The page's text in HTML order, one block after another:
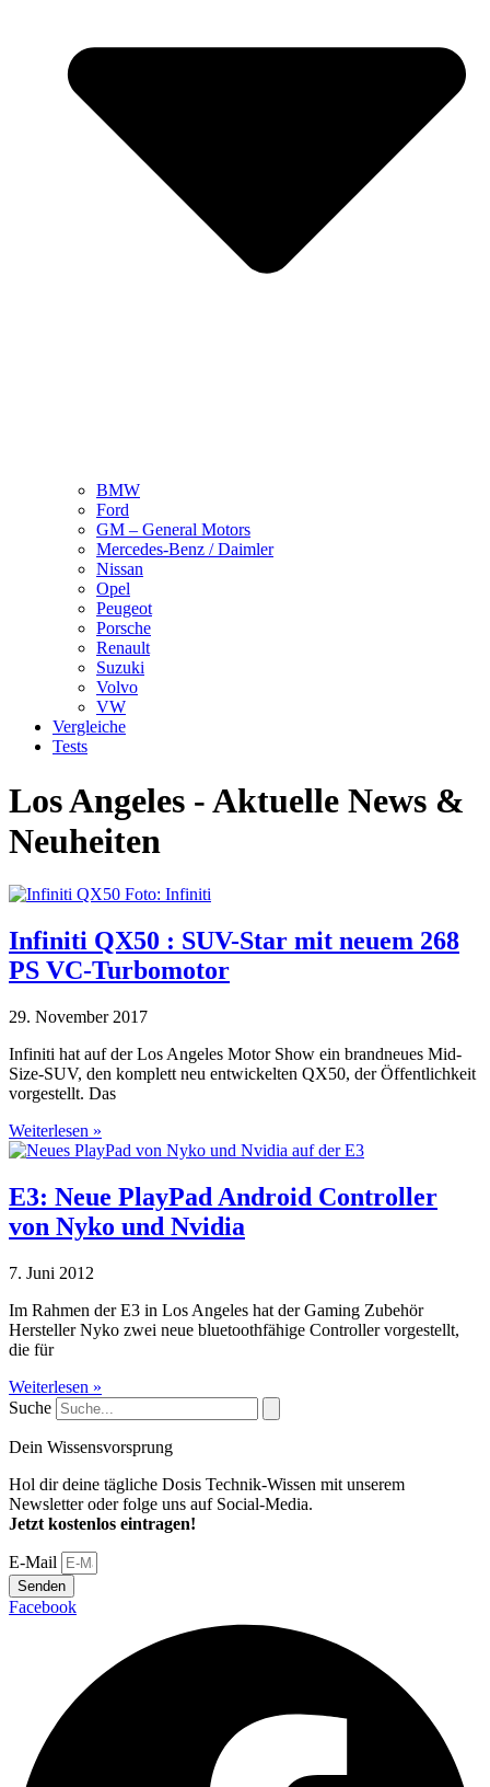
BMW
Ford
GM – General Motors
Mercedes-Benz / Daimler
Nissan
Opel
Peugeot
Porsche
Renault
Suzuki
Volvo
VW
Vergleiche
Tests
Los Angeles - Aktuelle News &
Neuheiten
Infiniti QX50 : SUV-Star mit neuem 268
PS VC-Turbomotor
29. November 2017
Infiniti hat auf der Los Angeles Motor Show ein brandneues Mid-
Size-SUV, den komplett neu entwickelten QX50, der Öffentlichkeit
vorgestellt. Das
Weiterlesen »
E3: Neue PlayPad Android Controller
von Nyko und Nvidia
7. Juni 2012
Im Rahmen der E3 in Los Angeles hat der Gaming Zubehör
Hersteller Nyko zwei neue bluetoothfähige Controller vorgestellt,
die für
Weiterlesen »
Suche
Dein Wissensvorsprung
Hol dir deine tägliche Dosis Technik-Wissen mit unserem
Newsletter oder folge uns auf Social-Media.
Jetzt kostenlos eintragen!
E-Mail
Senden
Facebook